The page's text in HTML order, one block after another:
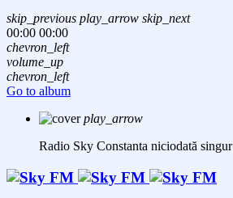
skip_previous play_arrow skip_next
00:00 00:00
chevron_left
volume_up
chevron_left
Go to album
play_arrow
Radio Sky Constanta niciodată singur